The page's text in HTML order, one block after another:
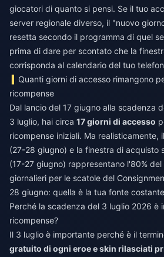
giocatori di quanto si pensi. Se il tuo
server regionale diverso, il "nuovo
resetta secondo il programma di quel
prima di dare per scontato che la
corrisponda al calendario del tuo
Quanti giorni di accesso rimangono
ricompense
Dal lancio del 17 giugno alla scadenza
3 luglio, hai circa 17 giorni di accesso
ricompense iniziali. Ma realisticamente,
(27-28 giugno) e la finestra di acquisto
(17-27 giugno) rappresentano l'80%
giornalieri per le scatole del
28 giugno: quella è la tua fonte
Perché la scadenza del 3 luglio 2026 è
ricompense?
Il 3 luglio è importante perché è il
gratuito di ogni eroe e skin rilasciati